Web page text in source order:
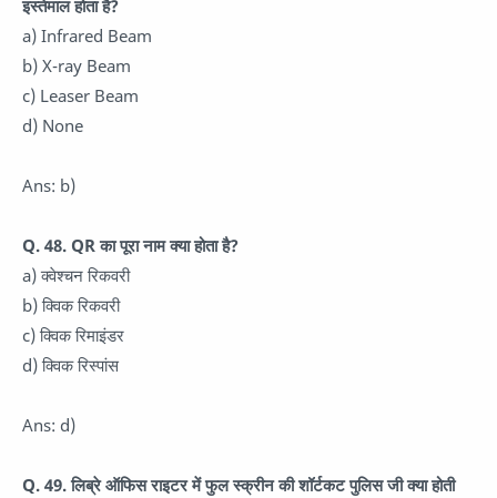
इस्तेमाल होता है?
a) Infrared Beam
b) X-ray Beam
c) Leaser Beam
d) None
Ans: b)
Q. 48. QR का पूरा नाम क्या होता है?
a) क्वेश्चन रिकवरी
b) क्विक रिकवरी
c) क्विक रिमाइंडर
d) क्विक रिस्पांस
Ans: d)
Q. 49. लिब्रे ऑफिस राइटर में फुल स्क्रीन की शॉर्टकट पुलिस जी क्या होती